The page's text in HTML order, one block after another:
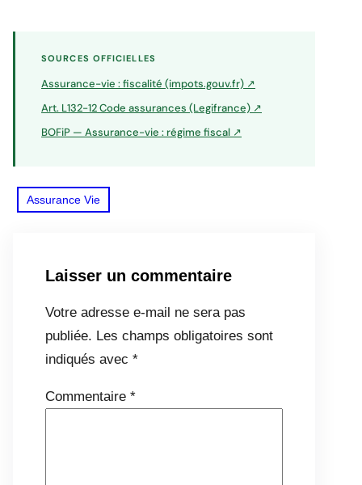
SOURCES OFFICIELLES
Assurance-vie : fiscalité (impots.gouv.fr) ↗
Art. L132-12 Code assurances (Legifrance) ↗
BOFiP — Assurance-vie : régime fiscal ↗
Assurance Vie
Laisser un commentaire
Votre adresse e-mail ne sera pas
publiée. Les champs obligatoires sont
indiqués avec *
Commentaire *